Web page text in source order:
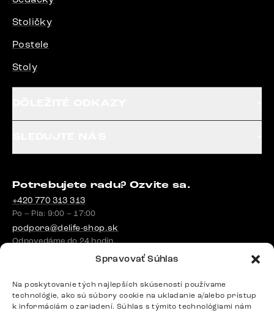
Spravovať Súhlas
Na poskytovanie tých najlepších skúseností používame
technológie, ako sú súbory cookie na ukladanie a/alebo prístup
k informáciám o zariadení. Súhlas s týmito technológiami nám
Stoličky
Postele
Stoly
Potrebujete radu? Ozvite sa.
+420 770 313 313
Po – Pia: 9:00 – 17:00
podpora@delife-shop.sk
Odpovedáme do 24 hodín.
Google recenzie
4,8